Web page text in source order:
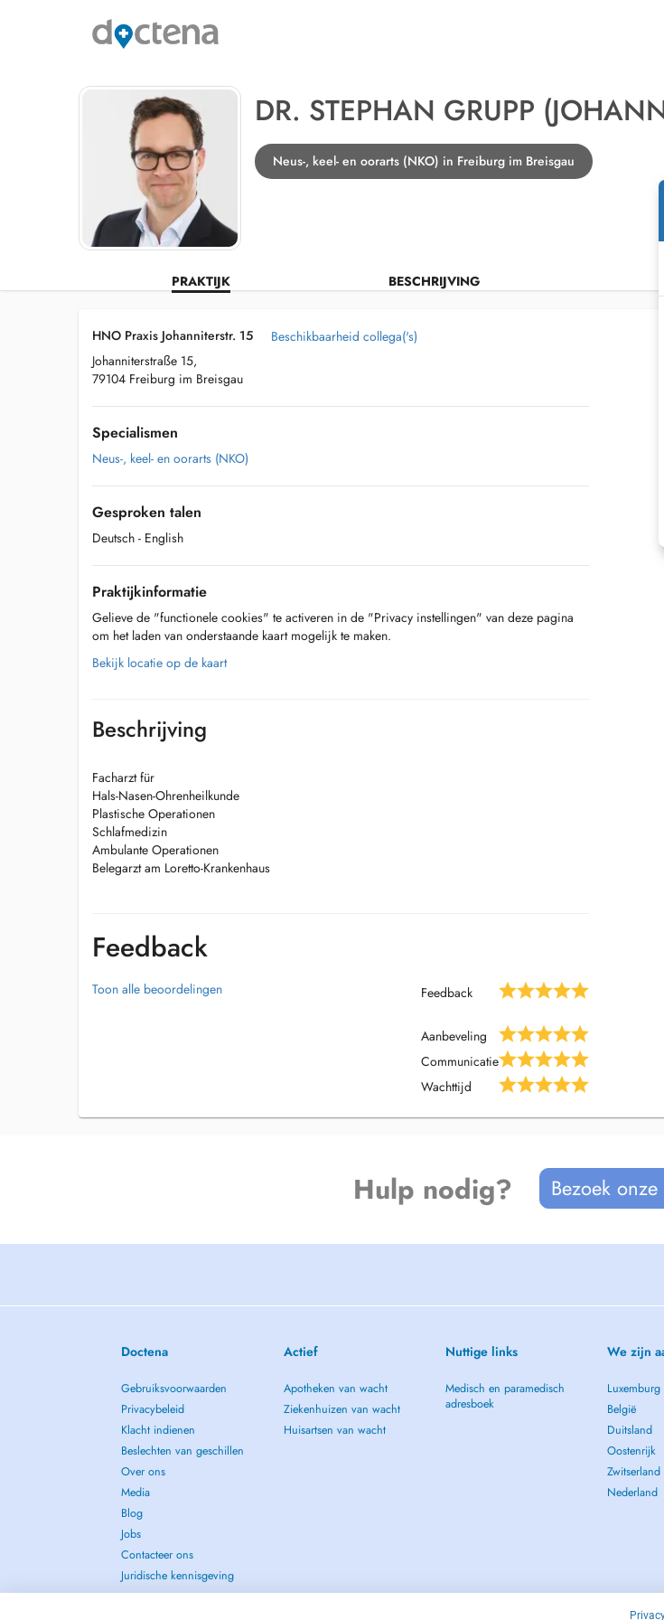
DR. STEPHAN GRUPP
Neus-, keel- en oorarts (NKO) in Freiburg im Breisgau
PRAKTIJK BESCHRIJVING
HNO Praxis Johanniterstr. 15
Johanniterstraße 15,
79104 Freiburg im Breisgau
Beschikbaarheid collega('s)
Specialismen
Neus-, keel- en oorarts (NKO)
Gesproken talen
Deutsch - English
Praktijkinformatie
Gelieve de "functionele cookies" te activeren in de "Privacy instellingen" van deze pagina
om het laden van onderstaande kaart mogelijk te maken.
Bekijk locatie op de kaart
Beschrijving
Facharzt für
Hals-Nasen-Ohrenheilkunde
Plastische Operationen
Schlafmedizin
Ambulante Operationen
Belegarzt am Loretto-Krankenhaus
Feedback
Toon alle beoordelingen Feedback
Aanbeveling
Communicatie
Wachttijd
Hulp nodig? Bezoek
Doctena
Gebruiksvoorwaarden
Privacybeleid
Klacht indienen
Beslechten van geschillen
Over ons
Media
Blog
Jobs
Contacteer ons
Juridische kennisgeving
Actief
Apotheken van wacht
Ziekenhuizen van wacht
Huisartsen van wacht
Nuttige links
Medisch en paramedisch
adresboek
We zijn
Luxemburg
België
Duitsland
Oostenrijk
Zwitserland
Nederland